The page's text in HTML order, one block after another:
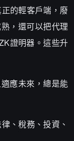
的輕客戶端，廢
，還可以把代理
證明器。這些升
應未來，總是能
、稅務、投資、